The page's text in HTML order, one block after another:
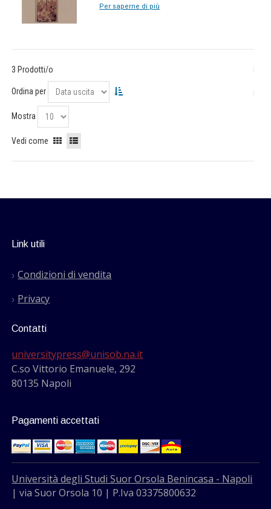
Per saperne di più
3 Prodotti/o
Ordina per
Mostra
Vedi come
Link utili
Condizioni di vendita
Privacy
Contatti
universitypress@unisob.na.it
C.so Vittorio Emanuele, 292
80135 Napoli
Pagamenti accettati
Università degli Studi Suor Orsola Benincasa - Napoli
| via Suor Orsola 10 | P.Iva 03375800632